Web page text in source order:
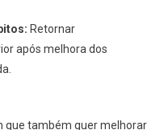
Retornar
após melhora dos
que também quer melhorar